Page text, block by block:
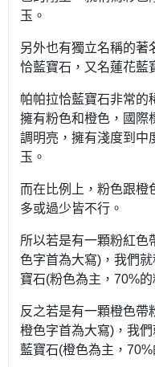
玉。
另外也有獨立名稱的著
恰藍寶石，又名蓮花藍
帕帕拉恰藍寶石非常的
擁有粉色和橙色，國際
調明亮，擁有淺度到中
玉。
而在比例上，粉色跟橙
多或過少皆不行。
所以若是有一顆粉紅色
色字首為大寫)，我們
寶石(粉色為主，70%
反之若是有一顆橙色帶
橙色字首為大寫)，我
藍寶石(橙色為主，